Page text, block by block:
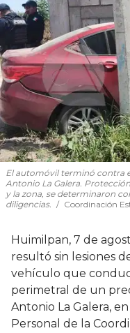
El automóvil terminó contra
Antonio La Galera.
y la zona, se determinaron
diligencias.
Coordinación
Huimilpan, 7 de
resultó sin lesiones
vehículo que
perimetral de un
Antonio La Galera,
Personal de la